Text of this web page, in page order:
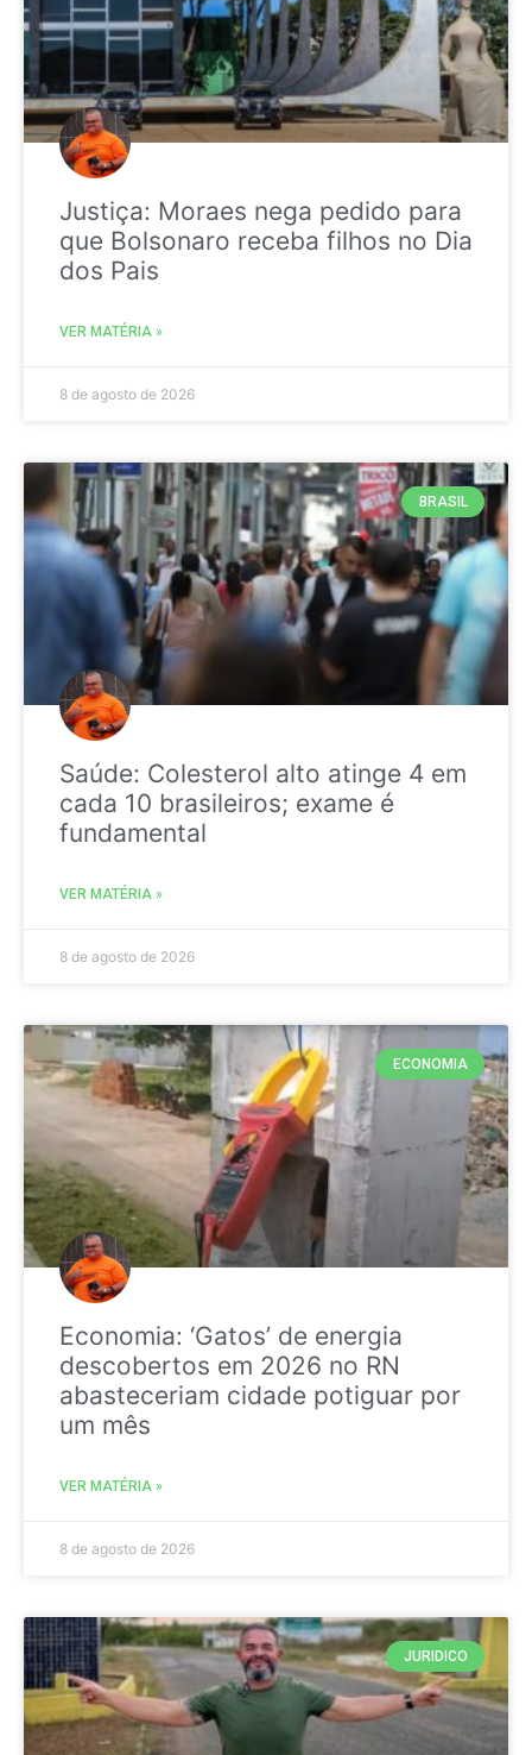
Justiça: Moraes nega pedido para
que Bolsonaro receba filhos no Dia
dos Pais
VER MATÉRIA »
8 de agosto de 2026
BRASIL
Saúde: Colesterol alto atinge 4 em
cada 10 brasileiros; exame é
fundamental
VER MATÉRIA »
8 de agosto de 2026
ECONOMIA
Economia: ‘Gatos’ de energia
descobertos em 2026 no RN
abasteceriam cidade potiguar por
um mês
VER MATÉRIA »
8 de agosto de 2026
JURIDICO